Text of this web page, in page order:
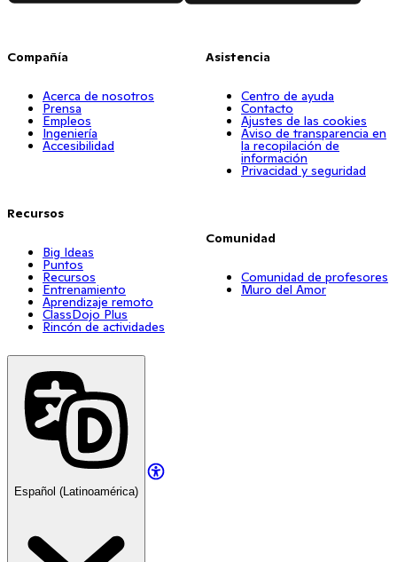
Compañía
Acerca de nosotros
Prensa
Empleos
Ingeniería
Accesibilidad
Recursos
Big Ideas
Puntos
Recursos
Entrenamiento
Aprendizaje remoto
ClassDojo Plus
Rincón de actividades
Asistencia
Centro de ayuda
Contacto
Ajustes de las cookies
Aviso de transparencia en
la recopilación de
información
Privacidad y seguridad
Comunidad
Comunidad de profesores
Muro del Amor
Español (Latinoamérica)